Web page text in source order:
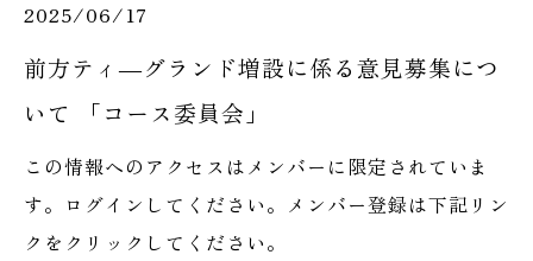
2025/06/17
前方ティ―グランド増設に係る意見募集につ
いて 「コース委員会」
この情報へのアクセスはメンバーに限定されていま
す。ログインしてください。メンバー登録は下記リン
クをクリックしてください。